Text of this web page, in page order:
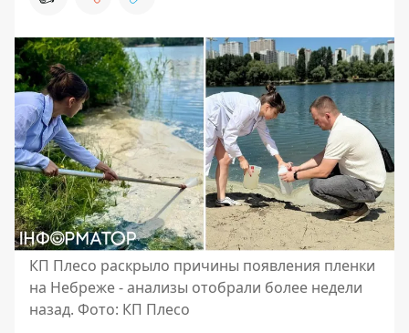
КП Плесо раскрыло причины появления пленки
на Небреже - анализы отобрали более недели
назад. Фото: КП Плесо